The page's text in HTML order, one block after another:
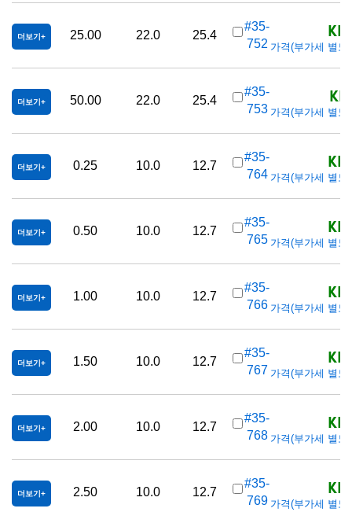
더보기 25.00 22.0 25.4
#35-
752 가격(부가세 별도
더보기 50.00 22.0 25.4
#35-
753 가격(부가세 별도
더보기 0.25 10.0 12.7
#35-
764 가격(부가세 별도
더보기 0.50 10.0 12.7
#35-
765 가격(부가세 별도
더보기 1.00 10.0 12.7
#35-
766 가격(부가세 별도
더보기 1.50 10.0 12.7
#35-
767 가격(부가세 별도
더보기 2.00 10.0 12.7
#35-
768 가격(부가세 별도
더보기 2.50 10.0 12.7
#35-
769 가격(부가세 별도